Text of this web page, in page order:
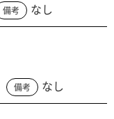
備考 なし
備考 なし